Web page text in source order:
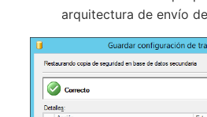
arquitectura de envío